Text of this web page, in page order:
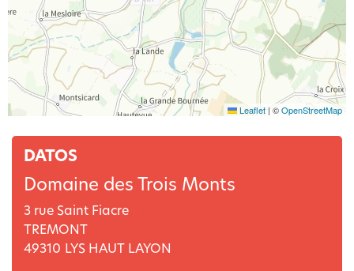
Leaflet | ©OpenStreetMap
DATOS
Domaine des Trois Monts
3 rue Saint Fiacre
TREMONT
49310 LYS HAUT LAYON